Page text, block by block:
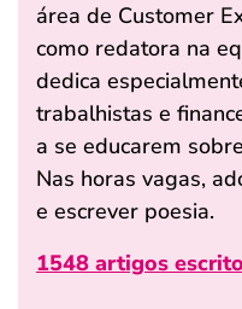
área de Customer
como redatora na
dedica
trabalhistas e
a se educarem
Nas horas vagas,
e escrever poesia.
1548 artigos